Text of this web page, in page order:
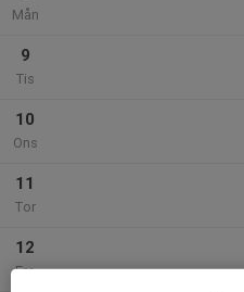
Mån
9
Tis
10
Ons
11
Tor
12
Fre